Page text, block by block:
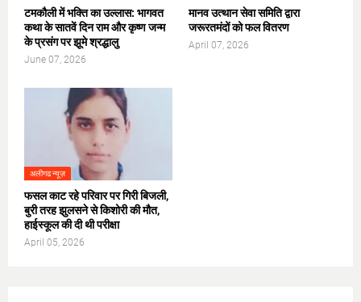
टमकौली में भक्ति का उल्लास: भागवत
कथा के सातवें दिन राम और कृष्ण जन्म
के प्रसंग पर झूमे श्रद्धालु
June 07, 2026
मानव उत्थान सेवा समिति द्वारा
जरूरतमंदों को फल वितरण
April 07, 2026
अलीगढ न्यूज़
फसल काट रहे परिवार पर गिरी बिजली,
बुरी तरह झुलसने से किशोरी की मौत,
हाईस्कूल की दी थी परीक्षा
April 05, 2026